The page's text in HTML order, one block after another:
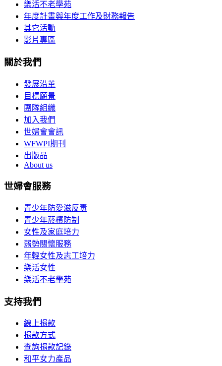
樂活不老學苑
年度計畫與年度工作及財務報告
其它活動
影片專區
關於我們
發展沿革
目標願景
團隊組織
加入我們
世婦會會訊
WFWPI期刊
出版品
About us
世婦會服務
青少年防愛滋反毒
青少年菸檳防制
女性及家庭培力
弱勢關懷服務
年輕女性及志工培力
樂活女性
樂活不老學苑
支持我們
線上捐款
捐款方式
查詢捐款記錄
和平女力產品